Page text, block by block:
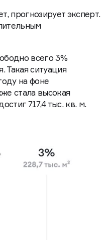
прогнозирует эксперт.
всего 3%
Такая ситуация
на фоне
стала высокая
717,4 тыс. кв. м.